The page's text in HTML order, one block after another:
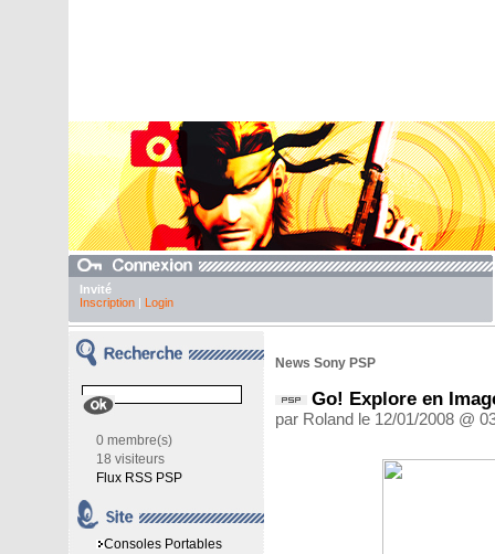
Invité
Inscription| Login
0 membre(s)
18 visiteurs
Flux RSS PSP
Consoles Portables
News Sony PSP
Go! Explore en
par Roland le 12/01/2008 @